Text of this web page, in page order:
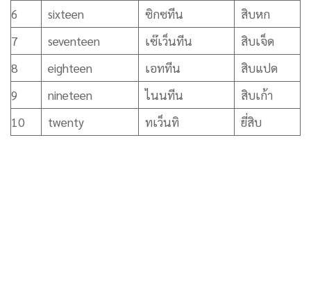
6
sixteen ซิกซทีน
สิบหก
7
seventeen เซ๊เว็นทีน
สิบเจ็ด
8
eighteen เอททีน
สิบแปด
9
nineteen ไนนทีน
สิบเก้า
10
twenty ทเว็นทิ ยี่สิบ